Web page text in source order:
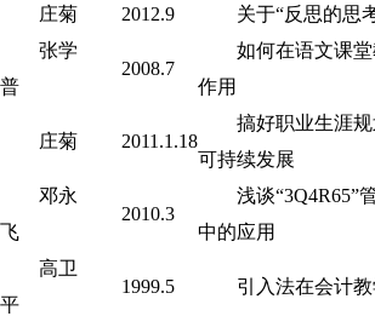
庄菊 2012.9
关于“反思的思
张学
普
2008.7
如何在语文课
作用
庄菊 2011.1.18
搞好职业生涯
可持续发展
邓永
飞
2010.3
浅谈“3Q4R65”
中的应用
高卫
平
1999.5 引入法在会计